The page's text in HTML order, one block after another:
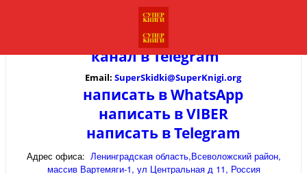
канал вTelegram
Email: SuperSkidki@SuperKnigi.org
написать в WhatsApp
написать в VIBER
написать в Telegram
Адрес офиса: Ленинградская область,Всеволожский район,
массив Вартемяги-1, ул Центральная д 11, Россия